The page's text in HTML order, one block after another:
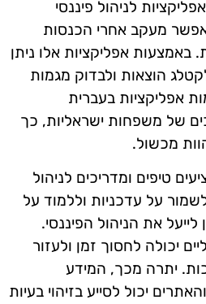
לניהול פיננסי
מעקב אחרי הכנסות
באמצעות אפליקציות אלו ניתן
הוצאות ולבדוק מגמות
אפליקציות בעברית
של משפחות ישראליות, כך
מכשול.
טיפים ומדריכים לניהול
על עדכניות וללמוד על
את הניהול הפיננסי.
יכולה לחסוך זמן ולעזור
יתרה מכך, המידע
יכול לסייע בזיהוי בעיות